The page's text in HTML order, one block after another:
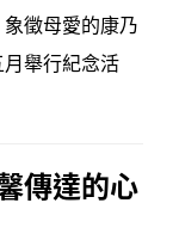
徵母愛的康乃
舉行紀念活
傳達的心